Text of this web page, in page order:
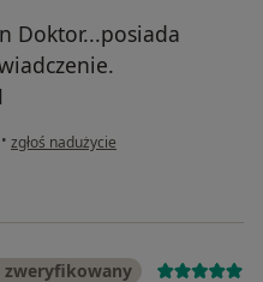
Doktor...posiada
• w opinii użytkownika DS
zgłoś nadużycie
zweryfikowany